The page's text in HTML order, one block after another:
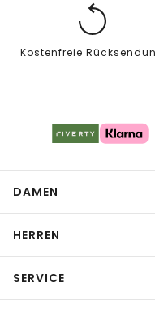
Kostenfreie
DAMEN
HERREN
SERVICE